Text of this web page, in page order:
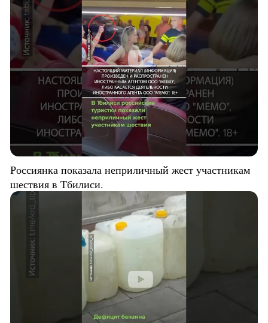
Россиянка показала неприличный жест участникам
шествия в Тбилиси.